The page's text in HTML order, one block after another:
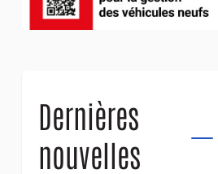
Dernières
nouvelles